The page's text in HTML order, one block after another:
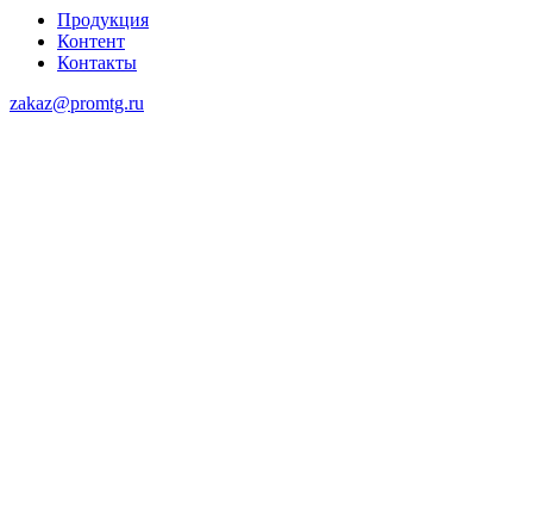
Продукция
Контент
Контакты
zakaz@promtg.ru